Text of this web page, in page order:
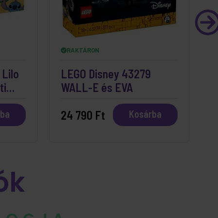
Lilo
RAKTÁRON
LEGO Disney 43279
WALL-E és EVA
24 790 Ft
Kosárba